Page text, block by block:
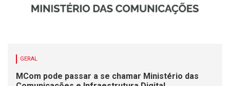
GERAL
MCom pode passar a se chamar Ministério das